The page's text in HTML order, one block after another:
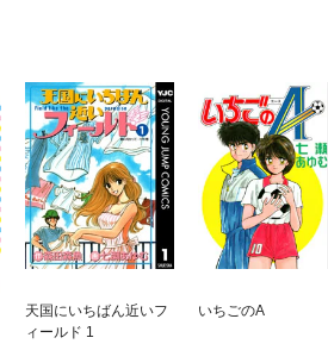
天国にいちばん近いフ
ィールド 1
いちごのA